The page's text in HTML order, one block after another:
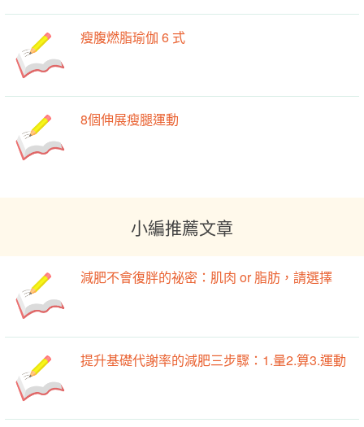
瘦腹燃脂瑜伽 6 式
8個伸展瘦腿運動
小編推薦文章
減肥不會復胖的祕密：肌肉 or 脂肪，請選擇
提升基礎代謝率的減肥三步驟：1.量2.算3.運動